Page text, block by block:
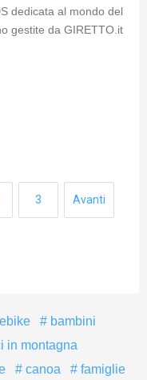
dedicata al mondo del
gestite da GIRETTO.it
3 Avanti
bambini
in montagna
canoa
famiglie